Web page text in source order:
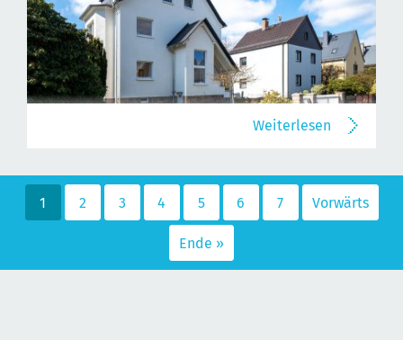
Weiterlesen
1 2 3 4 5 6 7 Vorwärts
Ende »